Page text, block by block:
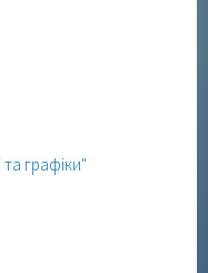
та графіки"